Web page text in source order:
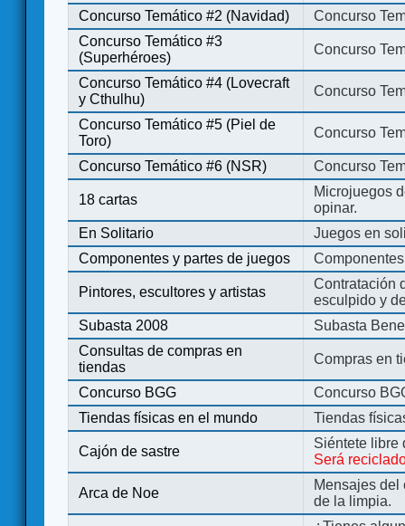
Concurso Temático #2 (Navidad)
Concurso
Concurso Temático #3
(Superhéroes)
Concurso
Concurso Temático #4 (Lovecraft
y Cthulhu)
Concurso
Concurso Temático #5 (Piel de
Toro)
Concurso
Concurso Temático #6 (NSR) Concurso
18 cartas
Microjuegos
opinar.
En Solitario
Juegos en
Componentes y partes de juegos
Pintores, escultores y artistas
Contratación
esculpido y
Subasta 2008
Subasta
Consultas de compras en
tiendas
Compras en
Concurso BGG
Concurso
Tiendas físicas en el mundo
Tiendas
Cajón de sastre
Siéntete libre
Será
Arca de Noe
Mensajes del
de la limpia.